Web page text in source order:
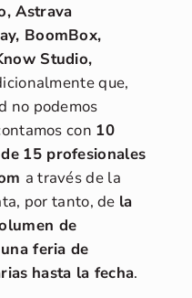
Astrava
BoomBox,
Studio,
que,
no podemos
con 10
15 profesionales
a través de la
por tanto, de la
de
feria de
hasta la fecha.